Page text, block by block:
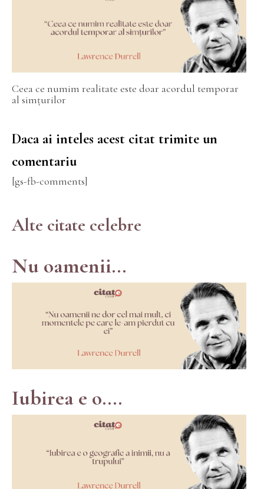
Ceea ce numim realitate este doar acordul temporar
al simțurilor
Daca ai inteles acest citat trimite un
comentariu
[gs-fb-comments]
Alte citate celebre
Nu oamenii...
Iubirea e o....